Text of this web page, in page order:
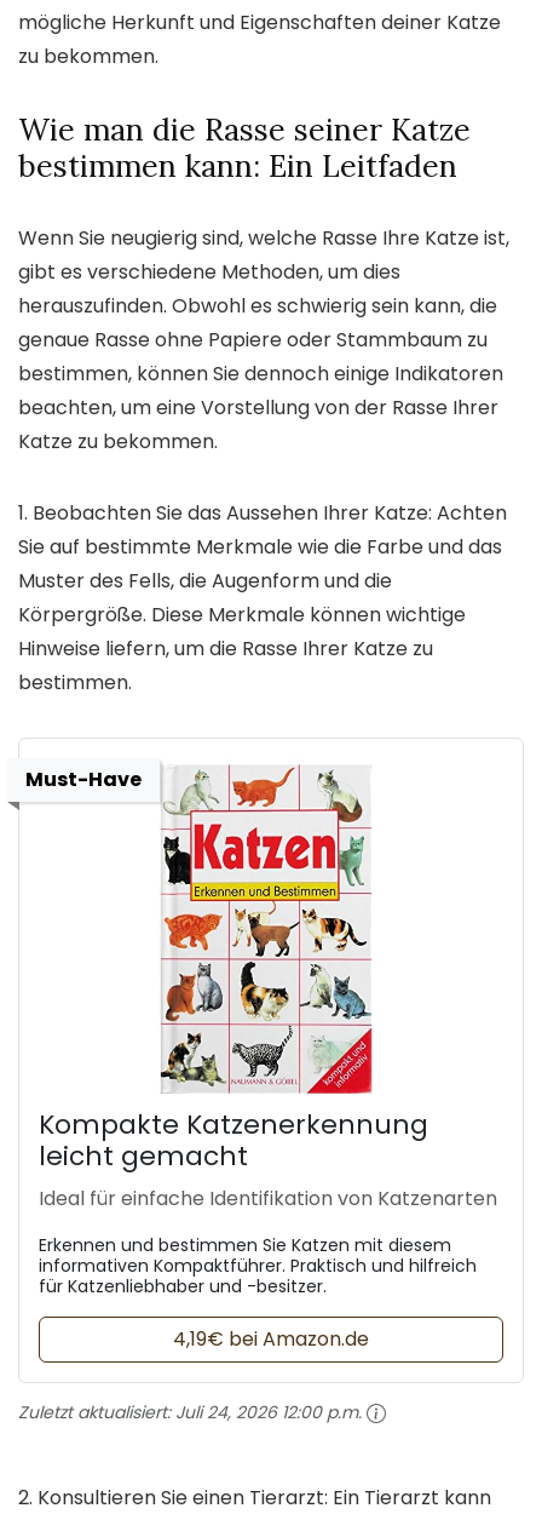
mögliche Herkunft und Eigenschaften deiner Katze
zu bekommen.
Wie man die Rasse seiner Katze
bestimmen kann: Ein Leitfaden
Wenn Sie neugierig sind, welche Rasse Ihre Katze ist,
gibt es verschiedene Methoden, um dies
herauszufinden. Obwohl es schwierig sein kann, die
genaue Rasse ohne Papiere oder Stammbaum zu
bestimmen, können Sie dennoch einige Indikatoren
beachten, um eine Vorstellung von der Rasse Ihrer
Katze zu bekommen.
1. Beobachten Sie das Aussehen Ihrer Katze: Achten
Sie auf bestimmte Merkmale wie die Farbe und das
Muster des Fells, die Augenform und die
Körpergröße. Diese Merkmale können wichtige
Hinweise liefern, um die Rasse Ihrer Katze zu
bestimmen.
Must-Have
Kompakte Katzenerkennung
leicht gemacht
Ideal für einfache Identifikation von Katzenarten
Erkennen und bestimmen Sie Katzen mit diesem
informativen Kompaktführer. Praktisch und hilfreich
für Katzenliebhaber und -besitzer.
4,19€ bei Amazon.de
Zuletzt aktualisiert: Juli 24, 2026 12:00 p.m.
2. Konsultieren Sie einen Tierarzt: Ein Tierarzt kann